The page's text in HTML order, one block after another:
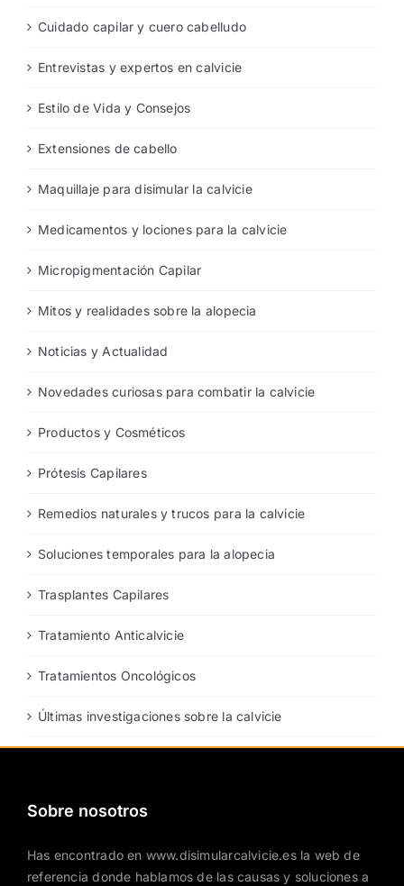
Cuidado capilar y cuero cabelludo
Entrevistas y expertos en calvicie
Estilo de Vida y Consejos
Extensiones de cabello
Maquillaje para disimular la calvicie
Medicamentos y lociones para la calvicie
Micropigmentación Capilar
Mitos y realidades sobre la alopecia
Noticias y Actualidad
Novedades curiosas para combatir la calvicie
Productos y Cosméticos
Prótesis Capilares
Remedios naturales y trucos para la calvicie
Soluciones temporales para la alopecia
Trasplantes Capilares
Tratamiento Anticalvicie
Tratamientos Oncológicos
Últimas investigaciones sobre la calvicie
Sobre nosotros
Has encontrado en www.disimularcalvicie.es la web de
referencia donde hablamos de las causas y soluciones a